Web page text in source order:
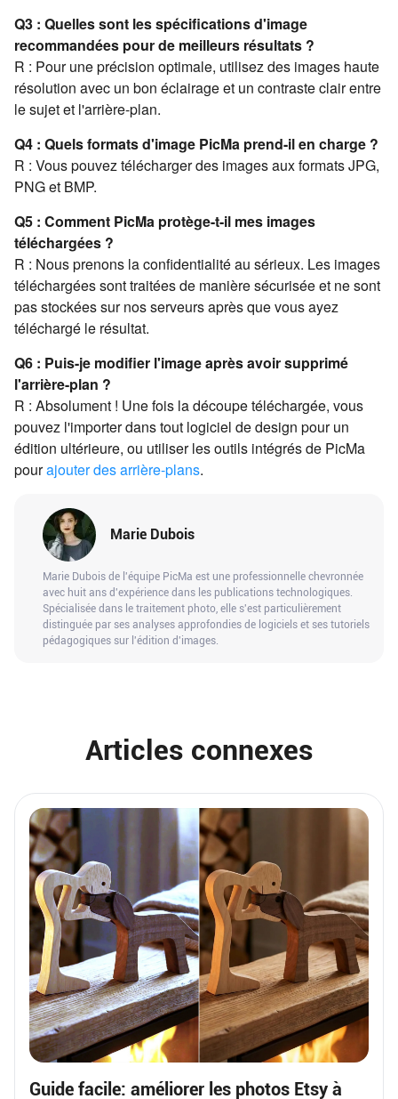
Q3 : Quelles sont les spécifications d'image
recommandées pour de meilleurs résultats ?
R : Pour une précision optimale, utilisez des images haute
résolution avec un bon éclairage et un contraste clair entre
le sujet et l'arrière-plan.
Q4 : Quels formats d'image PicMa prend-il en charge ?
R : Vous pouvez télécharger des images aux formats JPG,
PNG et BMP.
Q5 : Comment PicMa protège-t-il mes images
téléchargées ?
R : Nous prenons la confidentialité au sérieux. Les images
téléchargées sont traitées de manière sécurisée et ne sont
pas stockées sur nos serveurs après que vous ayez
téléchargé le résultat.
Q6 : Puis-je modifier l'image après avoir supprimé
l'arrière-plan ?
R : Absolument ! Une fois la découpe téléchargée, vous
pouvez l'importer dans tout logiciel de design pour un
édition ultérieure, ou utiliser les outils intégrés de PicMa
pourajouter des arrière-plans.
Marie Dubois
Marie Dubois de l'équipe PicMa est une professionnelle chevronnée
avec huit ans d'expérience dans les publications technologiques.
Spécialisée dans le traitement photo, elle s'est particulièrement
distinguée par ses analyses approfondies de logiciels et ses tutoriels
pédagogiques sur l'édition d'images.
Articles connexes
Guide facile: améliorer les photos Etsy à